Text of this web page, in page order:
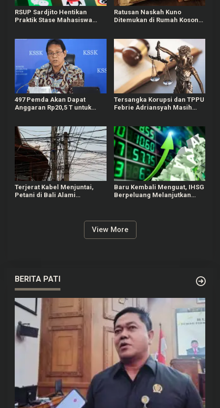
RSUP Sardjito Hentikan
Praktik Stase Mahasiswa
Ratusan Naskah Kuno
Ditemukan di Rumah Kosong
497 Pemda Akan Dapat
Anggaran Rp20,5 T untuk
Tersangka Korupsi dan TPPU
Febrie Adriansyah Masih
Terjerat Kabel Menjuntai,
Petani di Bali Alami
Baru Kembali Menguat, IHSG
Berpeluang Melanjutkan
View More
BERITA PATI